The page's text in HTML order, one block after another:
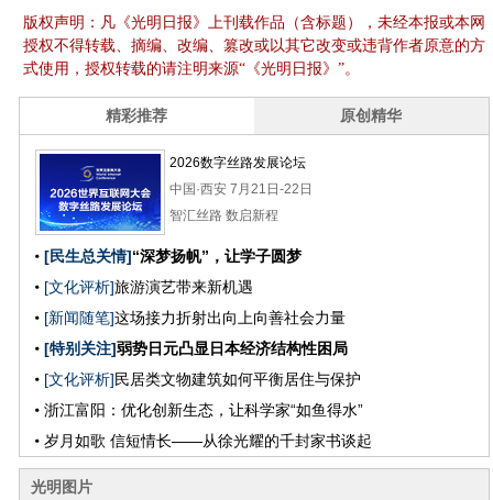
版权声明：凡《光明日报》上刊载作品（含标题），未经本报或本网
授权不得转载、摘编、改编、篡改或以其它改变或违背作者原意的方
式使用，授权转载的请注明来源“《光明日报》”。